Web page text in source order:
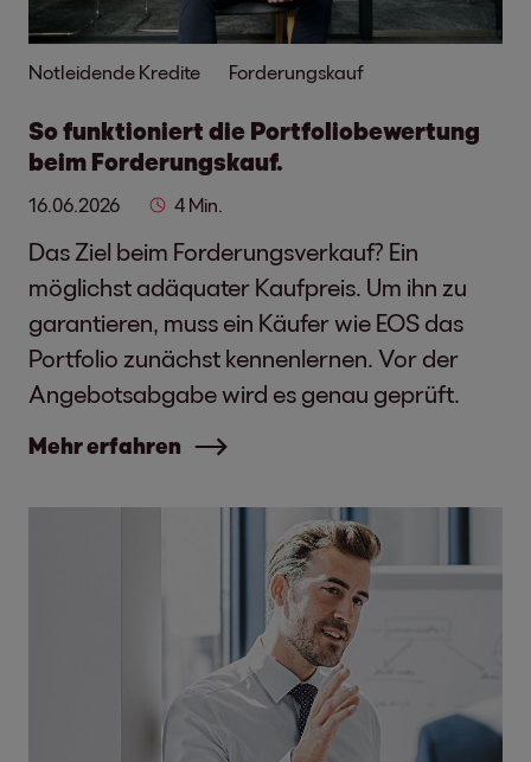
Notleidende Kredite Forderungskauf
So funktioniert die Portfoliobewertung
beim Forderungskauf.
16.06.2026 4 Min.
Das Ziel beim Forderungsverkauf? Ein
möglichst adäquater Kaufpreis. Um ihn zu
garantieren, muss ein Käufer wie EOS das
Portfolio zunächst kennenlernen. Vor der
Angebotsabgabe wird es genau geprüft.
Mehr erfahren